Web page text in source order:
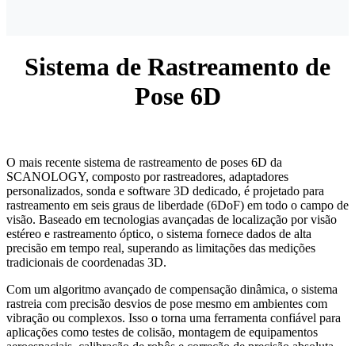
Sistema de Rastreamento de
Pose 6D
O mais recente sistema de rastreamento de poses 6D da
SCANOLOGY, composto por rastreadores, adaptadores
personalizados, sonda e software 3D dedicado, é projetado para
rastreamento em seis graus de liberdade (6DoF) em todo o campo de
visão. Baseado em tecnologias avançadas de localização por visão
estéreo e rastreamento óptico, o sistema fornece dados de alta
precisão em tempo real, superando as limitações das medições
tradicionais de coordenadas 3D.
Com um algoritmo avançado de compensação dinâmica, o sistema
rastreia com precisão desvios de pose mesmo em ambientes com
vibração ou complexos. Isso o torna uma ferramenta confiável para
aplicações como testes de colisão, montagem de equipamentos